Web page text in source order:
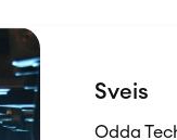
Sveis
Odda